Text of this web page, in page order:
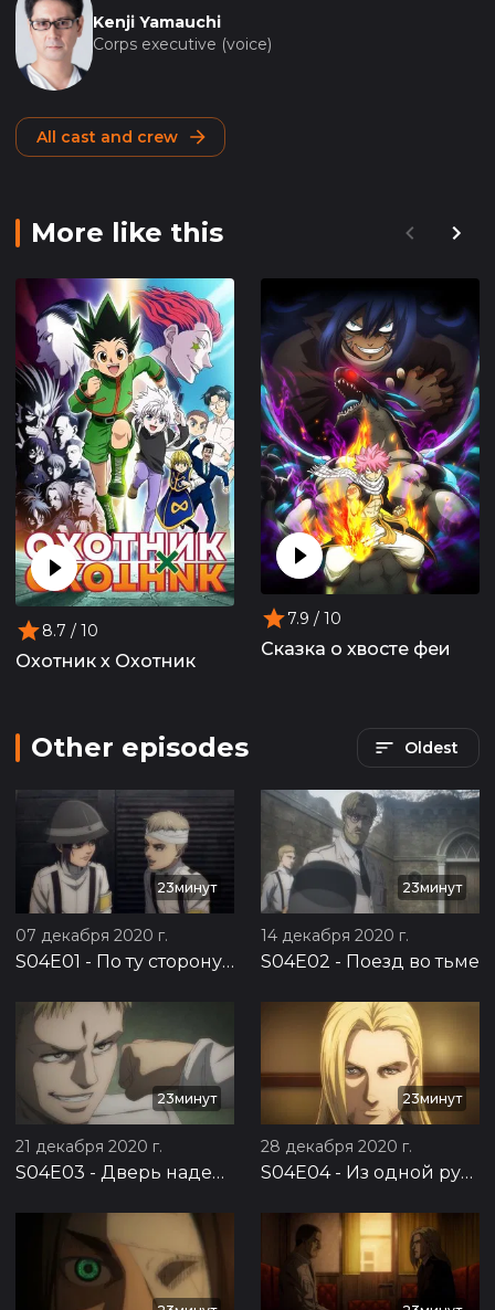
Kenji Yamauchi
Corps executive (voice)
All cast and crew
More like this
8.7 / 10
Охотник х Охотник
7.9 / 10
Сказка о хвосте феи
Other episodes Oldest
23минут
07 декабря 2020 г.
S04E01 - По ту сторону моря
23минут
14 декабря 2020 г.
S04E02 - Поезд во тьме
23минут
21 декабря 2020 г.
S04E03 - Дверь надежды
23минут
28 декабря 2020 г.
S04E04- Из одной руки в другую